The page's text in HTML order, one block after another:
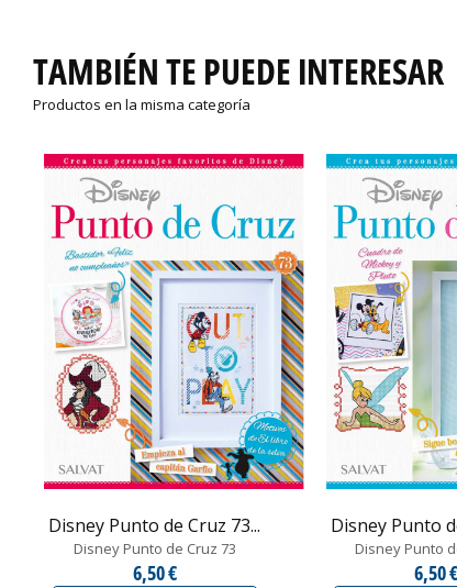
TAMBIÉN TE PUEDE INTERESAR
Productos en la misma categoría
Disney Punto de Cruz 73...
Disney Punto de Cruz 73
6,50 €
Disney Punto
Disney Punto
6,50 €